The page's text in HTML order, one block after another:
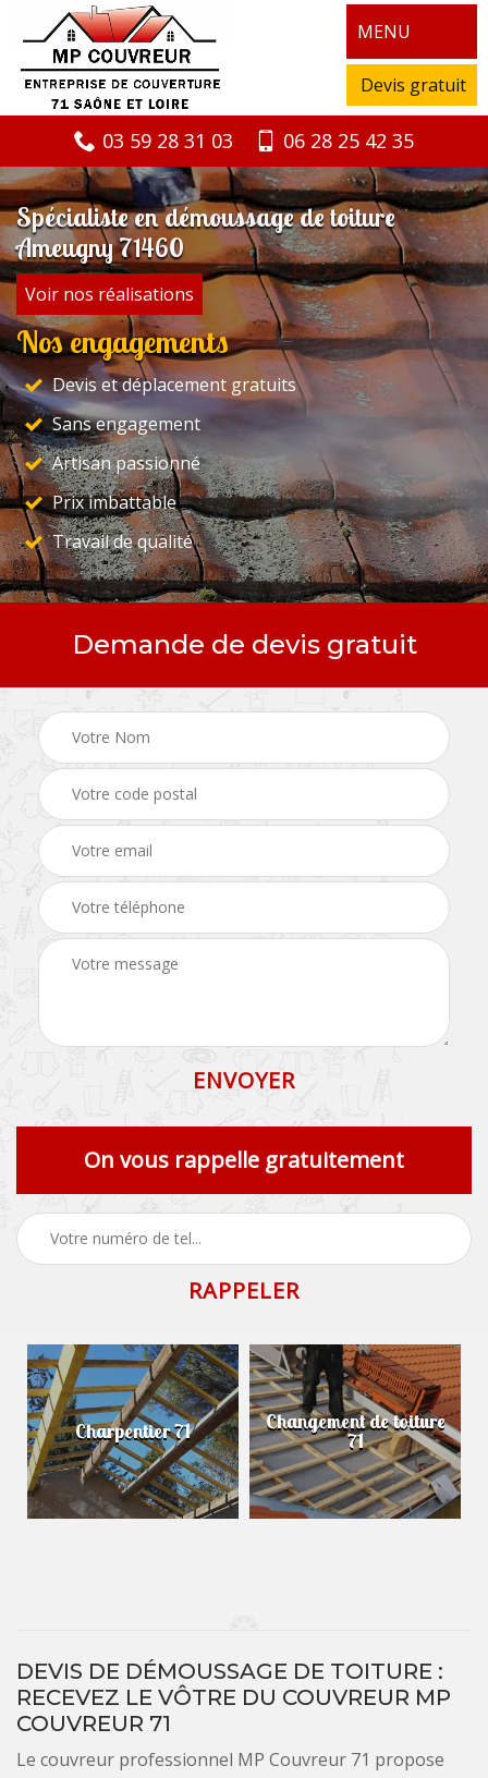
MENU
Devis gratuit
03 59 28 31 03 06 28 25 42 35
Spécialiste en démoussage de toiture
Ameugny 71460
Voir nos réalisations
Nos engagements
Devis et déplacement gratuits
Sans engagement
Artisan passionné
Prix imbattable
Travail de qualité
Demande de devis gratuit
On vous rappelle gratuitement
Charpentier 71 Changement de toiture
71
DEVIS DE DÉMOUSSAGE DE TOITURE :
RECEVEZ LE VÔTRE DU COUVREUR MP
COUVREUR 71
Le couvreur professionnel MP Couvreur 71 propose